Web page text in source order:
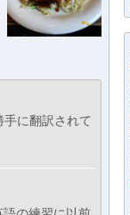
に翻訳されて